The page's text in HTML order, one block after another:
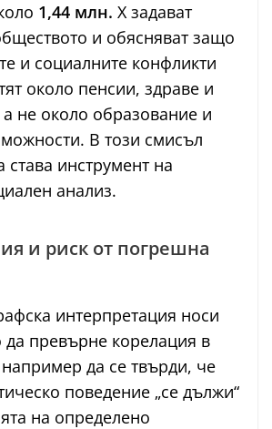
1,44 млн. X задават
и обясняват защо
и социалните конфликти
около пенсии, здраве и
а не около образование и
В този смисъл
става инструмент на
анализ.
и риск от погрешна
интерпретация носи
да превърне корелация в
да се твърди, че
поведение „се дължи“
на определено